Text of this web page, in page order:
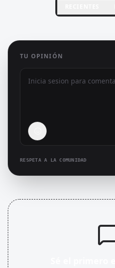
TU OPINIÓN
RESPETA A LA COMUNIDAD